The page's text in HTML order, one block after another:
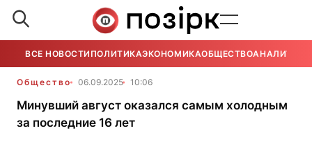
ВСЕ НОВОСТИ ПОЛИТИКАЭКОНОМИКАОБЩЕСТВОАНАЛИТИКА
Общество 06.09.2025 10:06
Минувший август оказался самым холодным
за последние 16 лет